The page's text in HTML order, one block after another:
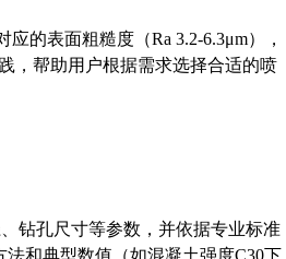
的表面粗糙度（Ra 3.2-6.3μm），
，帮助用户根据需求选择合适的喷
钻孔尺寸等参数，并依据专业标准
法和典型数值（如混凝土强度C30下